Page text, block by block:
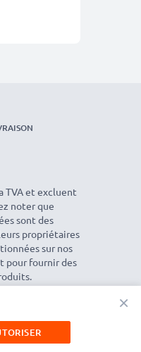
TVA et excluent
noter que
sont des
propriétaires
sur nos
pour fournir des
×